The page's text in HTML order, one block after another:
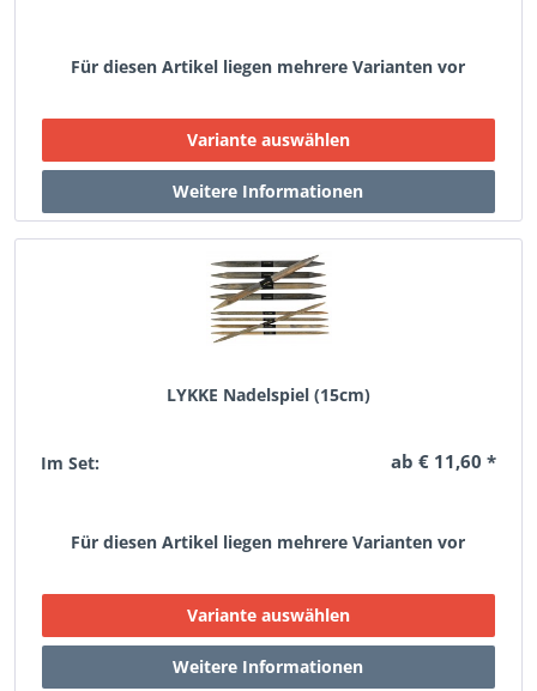
Für diesen Artikel liegen mehrere Varianten vor
LYKKE Nadelspiel (15cm)
Im Set: ab € 11,60 *
Für diesen Artikel liegen mehrere Varianten vor